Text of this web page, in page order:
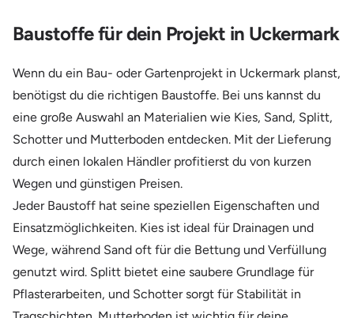
Baustoffe für dein Projekt in Uckermark
Wenn du ein Bau- oder Gartenprojekt in Uckermark planst,
benötigst du die richtigen Baustoffe. Bei uns kannst du
eine große Auswahl an Materialien wie Kies, Sand, Splitt,
Schotter und Mutterboden entdecken. Mit der Lieferung
durch einen lokalen Händler profitierst du von kurzen
Wegen und günstigen Preisen.
Jeder Baustoff hat seine speziellen Eigenschaften und
Einsatzmöglichkeiten. Kies ist ideal für Drainagen und
Wege, während Sand oft für die Bettung und Verfüllung
genutzt wird. Splitt bietet eine saubere Grundlage für
Pflasterarbeiten, und Schotter sorgt für Stabilität in